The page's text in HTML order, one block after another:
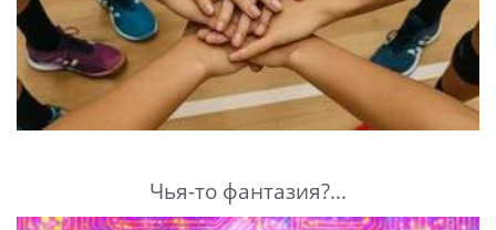
Чья-то фантазия?...